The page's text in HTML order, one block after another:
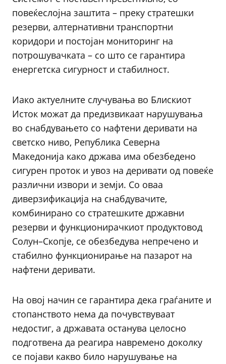
повеќеслојна заштита – преку стратешки
резерви, алтернативни транспортни
коридори и постојан мониторинг на
потрошувачката – со што се гарантира
енергетска сигурност и стабилност.
Иако актуелните случувања во Блискиот
Исток можат да предизвикаат нарушувања
во снабдувањето со нафтени деривати на
светско ниво, Република Северна
Македонија како држава има обезбедено
сигурен проток и увоз на деривати од повеќе
различни извори и земји. Со оваа
диверзификација на снабдувачите,
комбинирано со стратешките државни
резерви и функционирачкиот продуктовод
Солун–Скопје, се обезбедува непречено и
стабилно функционирање на пазарот на
нафтени деривати.
На овој начин се гарантира дека граѓаните и
стопанството нема да почувствуваат
недостиг, а државата останува целосно
подготвена да реагира навремено доколку
се појави какво било нарушување на